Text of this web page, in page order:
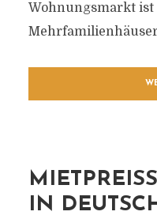
Wohnungsmarkt
IN